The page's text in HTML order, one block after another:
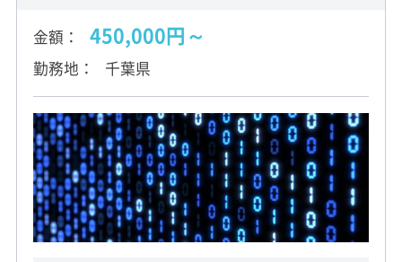
金額 450,000円～
勤務地 千葉県